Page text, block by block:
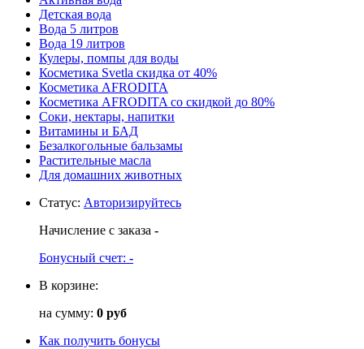
Детская вода
Вода 5 литров
Вода 19 литров
Кулеры, помпы для воды
Косметика Svetla скидка от 40%
Косметика AFRODITA
Косметика AFRODITA со скидкой до 80%
Соки, нектары, напитки
Витамины и БАД
Безалкогольные бальзамы
Растительные масла
Для домашних животных
Статус: Авторизируйтесь
Начисление с заказа -
Бонусный счет: -
В корзине:
на сумму: 0 руб
Как получить бонусы